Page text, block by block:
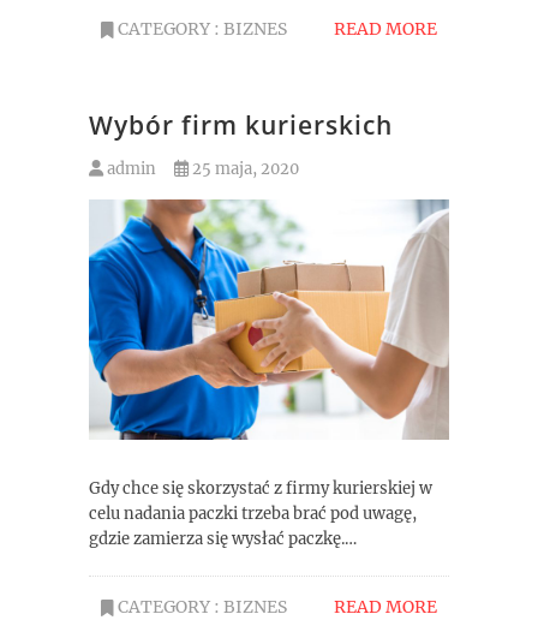
CATEGORY : BIZNES READ MORE
Wybór firm kurierskich
admin 25 maja, 2020
Gdy chce się skorzystać z firmy kurierskiej w
celu nadania paczki trzeba brać pod uwagę,
gdzie zamierza się wysłać paczkę.…
CATEGORY : BIZNES READ MORE